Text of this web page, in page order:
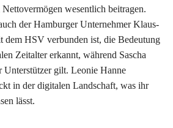
wesentlich beitragen.
der Hamburger Unternehmer Klaus-
dem HSV verbunden ist, die Bedeutung
Zeitalter erkannt, während Sascha
Unterstützer gilt. Leonie Hanne
in der digitalen Landschaft, was ihr
lässt.